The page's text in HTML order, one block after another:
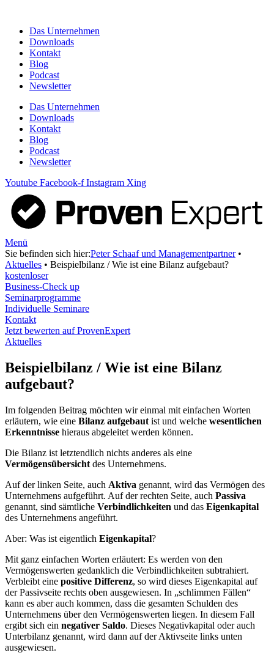
springenDas Unternehmen
Downloads
Kontakt
Blog
Podcast
Newsletter
Das Unternehmen
Downloads
Kontakt
Blog
Podcast
Newsletter
Youtube Facebook-f Instagram Xing
Menü
Sie befinden sich hier:Peter Schaaf und Managementpartner•
Aktuelles • Beispielbilanz / Wie ist eine Bilanz aufgebaut?
kostenloser
Business-Check up
Seminarprogramme
Individuelle Seminare
Kontakt
Jetzt bewerten auf ProvenExpert
Aktuelles
Beispielbilanz / Wie ist eine Bilanz
aufgebaut?
Im folgenden Beitrag möchten wir einmal mit einfachen Worten
erläutern, wie eine Bilanz aufgebaut ist und welche wesentlichen
Erkenntnisse hieraus abgeleitet werden können.
Die Bilanz ist letztendlich nichts anderes als eine
Vermögensübersicht des Unternehmens.
Auf der linken Seite, auch Aktiva genannt, wird das Vermögen des
Unternehmens aufgeführt. Auf der rechten Seite, auch Passiva
genannt, sind sämtliche Verbindlichkeiten und das Eigenkapital
des Unternehmens angeführt.
Aber: Was ist eigentlich Eigenkapital?
Mit ganz einfachen Worten erläutert: Es werden von den
Vermögenswerten gedanklich die Verbindlichkeiten subtrahiert.
Verbleibt eine positive Differenz, so wird dieses Eigenkapital auf
der Passivseite rechts oben ausgewiesen. In „schlimmen Fällen“
kann es aber auch kommen, dass die gesamten Schulden des
Unternehmens über den Vermögenswerten liegen. In diesem Fall
ergibt sich ein negativer Saldo. Dieses Negativkapital oder auch
Unterbilanz genannt, wird dann auf der Aktivseite links unten
ausgewiesen.